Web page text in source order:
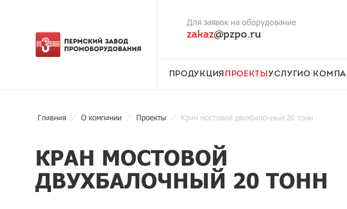
Для заявок на оборудование
zakaz@pzpo.ru
ПРОДУКЦИЯ ПРОЕКТЫ УСЛУГИО
Главная О компании Проекты Кран мостовой двухбалочный 20 тонн
КРАН МОСТОВОЙ
ДВУХБАЛОЧНЫЙ 20 ТОНН